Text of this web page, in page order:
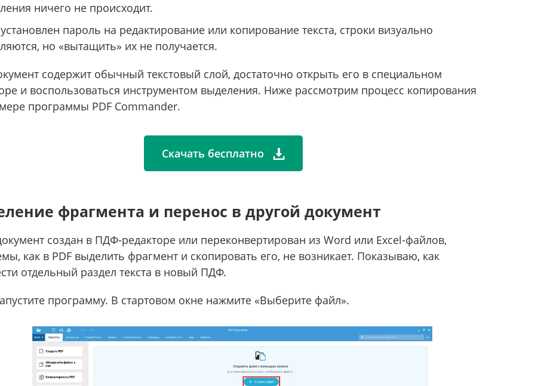
ничего не происходит.
пароль на редактирование или копирование текста, строки визуально
но «вытащить» их не получается.
содержит обычный текстовый слой, достаточно открыть его в специальном
и воспользоваться инструментом выделения. Ниже рассмотрим процесс копирования
программы PDF Commander.
Скачать бесплатно
фрагмента и перенос в другой документ
создан в ПДФ-редакторе или переконвертирован из Word или Excel-файлов,
как в PDF выделить фрагмент и скопировать его, не возникает. Показываю, как
отдельный раздел текста в новый ПДФ.
программу. В стартовом окне нажмите «Выберите файл».